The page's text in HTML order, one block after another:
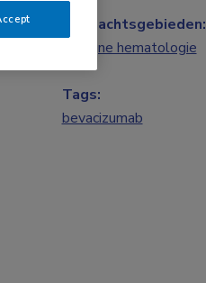
Aandachtsgebieden:
Benigne hematologie
Tags:
bevacizumab